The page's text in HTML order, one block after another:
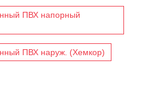
ПВХ напорный
ПВХ наруж. (Хемкор)